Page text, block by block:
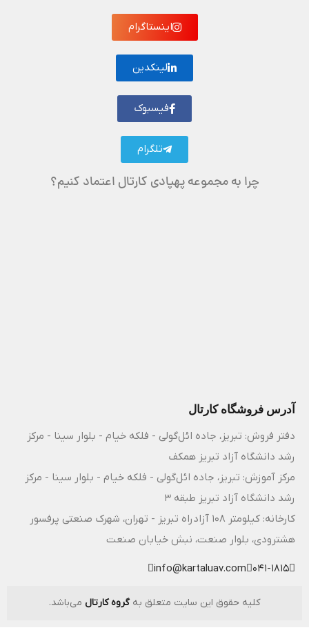
اینستاگرام
لینکدین
فیسبوک
تلگرام
چرا به مجموعه پهپادی کارتال اعتماد کنیم؟
آدرس فروشگاه کارتال
دفتر فروش: تبریز، جاده ائل‌گولی - فلکه خیام - بلوار سینا - مرکز
رشد دانشگاه آزاد تبریز همکف
مرکز آموزش: تبریز، جاده ائل‌گولی - فلکه خیام - بلوار سینا - مرکز
رشد دانشگاه آزاد تبریز طبقه 3
کارخانه: کیلومتر ۱۰۸ آزادراه تبریز - تهران، شهرک صنعتی پرفسور
هشترودی، بلوار صنعت، نبش خیابان صنعت
041-1815
info@kartaluav.com
کلیه حقوق این سایت متعلق بهگروه کارتال می‌باشد.